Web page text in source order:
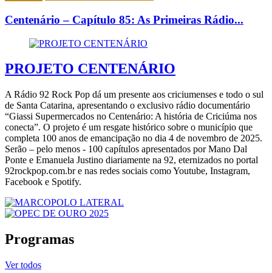
Centenário – Capítulo 85: As Primeiras Rádio...
PROJETO CENTENÁRIO
A Rádio 92 Rock Pop dá um presente aos criciumenses e todo o sul
de Santa Catarina, apresentando o exclusivo rádio documentário
“Giassi Supermercados no Centenário: A história de Criciúma nos
conecta”. O projeto é um resgate histórico sobre o município que
completa 100 anos de emancipação no dia 4 de novembro de 2025.
Serão – pelo menos - 100 capítulos apresentados por Mano Dal
Ponte e Emanuela Justino diariamente na 92, eternizados no portal
92rockpop.com.br e nas redes sociais como Youtube, Instagram,
Facebook e Spotify.
Programas
Ver todos